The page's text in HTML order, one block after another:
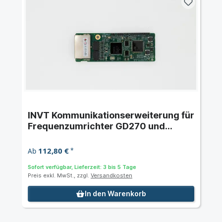
INVT Kommunikationserweiterung für
Frequenzumrichter GD270 und
Ab 112,80 €*
Sofort verfügbar, Lieferzeit: 3 bis 5 Tage
Preis exkl. MwSt., zzgl. Versandkosten
In den Warenkorb